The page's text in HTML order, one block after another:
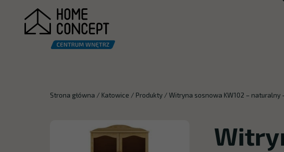
Strona główna / Katowice /Produkty /Witryna sosnowa KW102 – naturalny